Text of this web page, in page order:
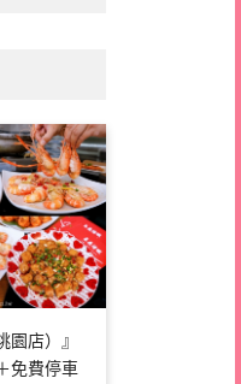
園店）』
免費停車